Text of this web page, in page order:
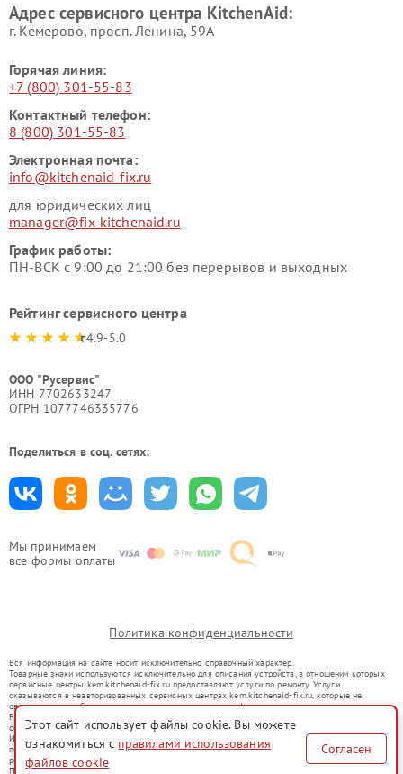
Мы принимаем
все формы оплаты
Адрес сервисного центра KitchenAid:
г. Кемерово, просп. Ленина, 59А
Горячая линия:
+7 (800) 301-55-83
Контактный телефон:
8 (800) 301-55-83
Электронная почта:
info@kitchenaid-fix.ru
для юридических лиц
manager@fix-kitchenaid.ru
График работы:
ПН-ВСК с 9:00 до 21:00 без перерывов и выходных
Рейтинг сервисного центра
4.9-5.0
ООО "Русервис"
ИНН 7702633247
ОГРН 1077746335776
Поделиться в соц. сетях:
Политика конфиденциальности
Вся информация на сайте носит исключительно справочный характер.
Товарные знаки используются исключительно для описания устройств, в отношении которых
сервисные центры kem.kitchenaid-fix.ru предоставляют услуги по ремонту. Услуги
оказываются в неавторизованных сервисных центрах kem.kitchenaid-fix.ru, которые не
связаны с правообладателями товарных знаков или их официальными представителями.
Ремонт осуществляется для устройств, уже введенных в гражданский оборот в соответствии
со статьей 1487 ГК РФ.
Использование товарных знаков не преследует цели индивидуализации услуг или введения
потребителей в заблуждение, а служит для информирования о предоставляемых услугах по
ремонту техники указанных брендов.
Представленная на сайте информация не является публичной офертой, определяемой
Этот сайт использует файлы cookie. Вы можете
ознакомиться с правилами использования
файлов cookie
Согласен